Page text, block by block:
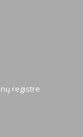
registre